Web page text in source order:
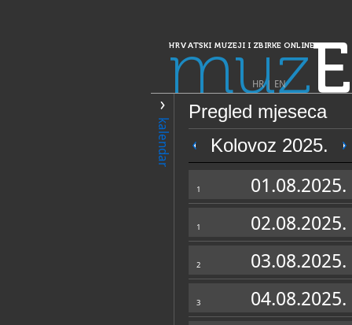
HRVATSKI MUZEJI I ZBIRKE ONLINE
muz
HR| EN
kalendar
Pregled mjeseca
Kolovoz 2025.
1 01.08.2025.
1 02.08.2025.
2 03.08.2025.
3 04.08.2025.
PRETRAŽIVANJE
Dalmacija
Muzeji Ivana
Crikvine -
OPĆI PODACI